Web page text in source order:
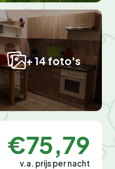
+ 14 foto's
€75,79
v.a. prijs per nacht